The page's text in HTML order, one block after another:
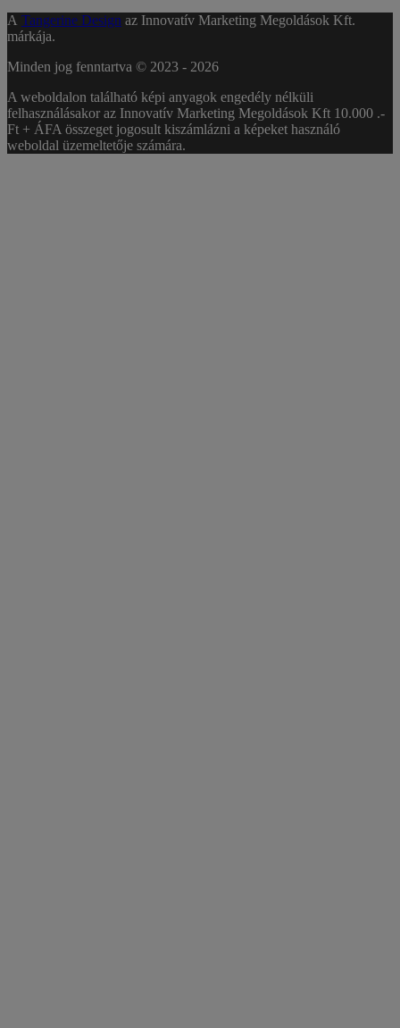
A Tangerine Design az Innovatív Marketing Megoldások Kft.
márkája.
Minden jog fenntartva © 2023 - 2026
A weboldalon található képi anyagok engedély nélküli
felhasználásakor az Innovatív Marketing Megoldások Kft 10.000 .-
Ft + ÁFA összeget jogosult kiszámlázni a képeket használó
weboldal üzemeltetője számára.